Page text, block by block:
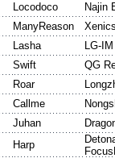
Locodoco
Najin
ManyReason
Lasha
LG-
Swift
QG
Roar
Callme
Juhan
Harp